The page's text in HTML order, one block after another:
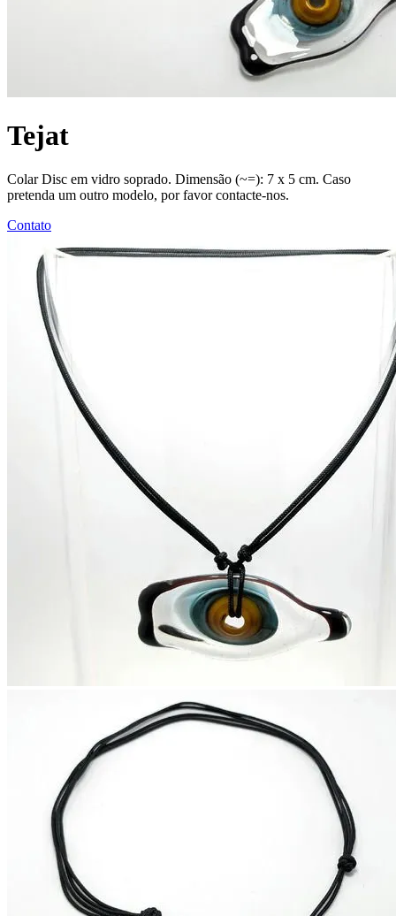
Tejat
Colar Disc em vidro soprado. Dimensão (~=): 7 x 5 cm. Caso
pretenda um outro modelo, por favor contacte-nos.
Contato